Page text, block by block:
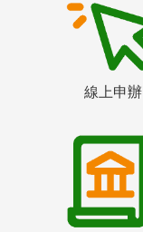
線上申辦